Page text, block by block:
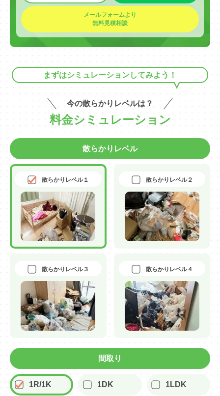
メールフォームより
無料見積相談
まずはシミュレーションしてみよう！
今の散らかりレベルは？
料金シミュレーション
散らかりレベル
散らかりレベル１ 散らかりレベル２
散らかりレベル３ 散らかりレベル４
間取り
1R/1K 1DK 1LDK